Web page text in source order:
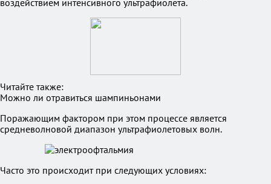
воздействием интенсивного ультрафиолета.
Читайте также:
Можно ли отравиться шампиньонами
Поражающим фактором при этом процессе является
средневолновой диапазон ультрафиолетовых волн.
Часто это происходит при следующих условиях: